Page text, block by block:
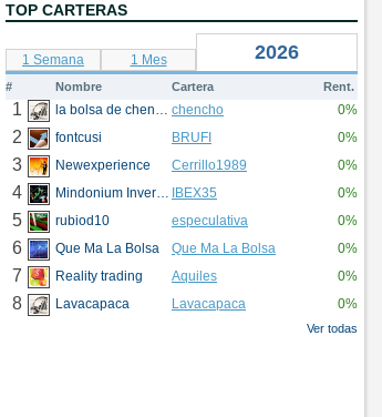
TOP CARTERAS
1 Semana 1 Mes 2026
# Nombre Cartera Rent.
1 la bolsa de chencho chencho 0%
2 fontcusi BRUFI 0%
3 Newexperience Cerrillo1989 0%
4 Mindonium Inversions IBEX35 0%
5 rubiod10 especulativa 0%
6 Que Ma La Bolsa Que Ma La Bolsa 0%
7 Reality trading Aquiles 0%
8 Lavacapaca Lavacapaca 0%
Ver todas